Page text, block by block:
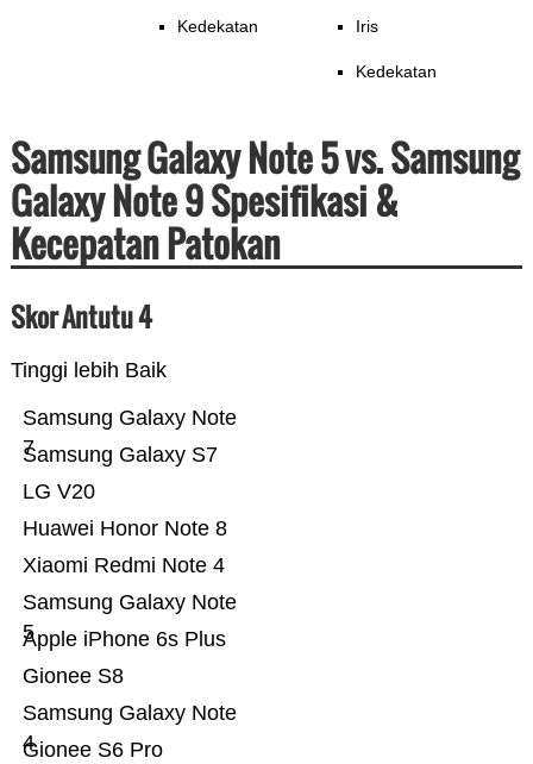
Kedekatan Iris
Kedekatan
Samsung Galaxy Note 5 vs. Samsung
Galaxy Note 9 Spesifikasi &
Kecepatan Patokan
Skor Antutu 4
Tinggi lebih Baik
Gionee S6 Pro
Samsung Galaxy Note
4
Gionee S8
Apple iPhone 6s Plus
Samsung Galaxy Note
5
Xiaomi Redmi Note 4
Huawei Honor Note 8
LG V20
Samsung Galaxy S7
Samsung Galaxy Note
7